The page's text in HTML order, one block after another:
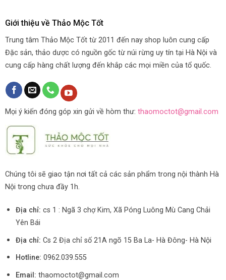
Giới thiệu về Thảo Mộc Tốt
Trung tâm Thảo Mộc Tốt từ 2011 đến nay shop luôn cung cấp
Đặc sản, thảo dược có nguồn gốc từ núi rừng uy tín tại Hà Nội và
cung cấp hàng chất lượng đến khắp các mọi miền của tổ quốc.
Mọi ý kiến đóng góp xin gửi về hòm thư: thaomoctot@gmail.com
Chúng tôi sẽ giao tận nơi tất cả các sản phẩm trong nội thành Hà
Nội trong chưa đầy 1h.
Địa chỉ: cs 1 : Ngã 3 chợ Kim, Xã Póng Luông Mù Cang Chải
Yên Bái
Địa chỉ: Cs 2 Địa chỉ số 21A ngõ 15 Ba La- Hà Đông- Hà Nội
Hotline: 0962.039.555
Email: thaomoctot@gmail.com